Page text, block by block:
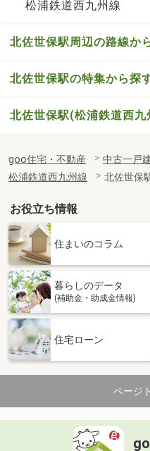
松浦鉄道西九州線
北佐世保駅周辺の路線か
北佐世保駅の特集から探
北佐世保駅(松浦鉄道西
goo住宅・不動産 中古一戸
松浦鉄道西九州線
北佐世保
お役立ち情報
住まいのコラム
暮らしのデータ
(補助金・助成金情報)
住宅ローン
ページ